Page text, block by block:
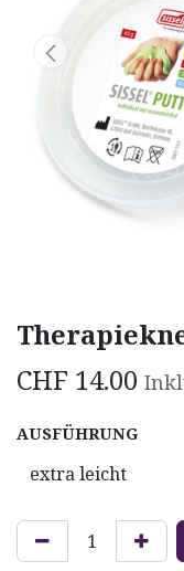
CHF 14.00
AUSFÜHRUNG